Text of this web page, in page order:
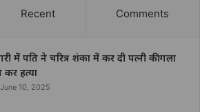
Recent Comments
में पति ने चरित्र शंका में कर दी पत्नी की गला
कर हत्या
June 10, 2025